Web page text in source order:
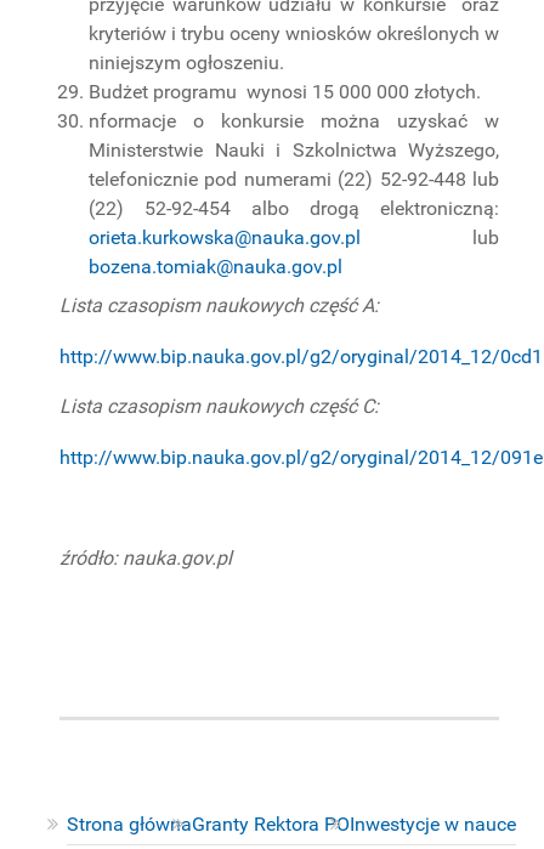
Strona głównaGranty Rektora POInwestycje w nauce
kryteriów i trybu oceny wniosków określonych w
niniejszym ogłoszeniu.
Budżet programu wynosi 15 000 000 złotych.
nformacje o konkursie można uzyskać w
Ministerstwie Nauki i Szkolnictwa Wyższego,
telefonicznie pod numerami (22) 52-92-448 lub
(22) 52-92-454 albo drogą elektroniczną:
orieta.kurkowska@nauka.gov.pl lub
bozena.tomiak@nauka.gov.pl
Lista czasopism naukowych część A:
http://www.bip.nauka.gov.pl/g2/oryginal/2014_12/
Lista czasopism naukowych część C:
http://www.bip.nauka.gov.pl/g2/oryginal/2014_12/
źródło: nauka.gov.pl